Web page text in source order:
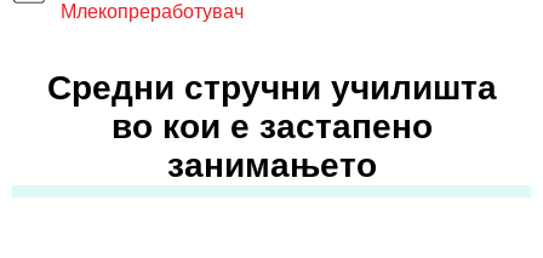
Млекопреработувач
Средни стручни училишта
во кои е застапено
занимањето